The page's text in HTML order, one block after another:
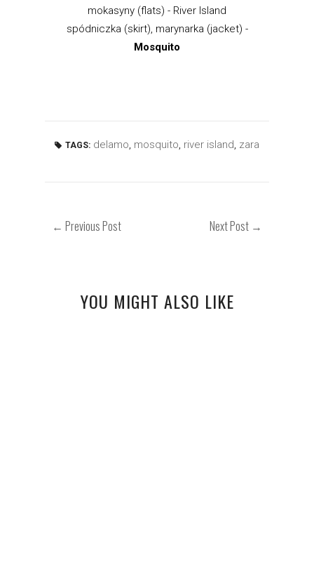
mokasyny (flats) - River Island
spódniczka (skirt), marynarka (jacket) -
Mosquito
TAGS: delamo, mosquito, river island, zara
← Previous Post Next Post →
YOU MIGHT ALSO LIKE